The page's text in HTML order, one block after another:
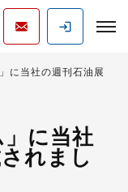
に当社の週刊石油展
」に当社
れまし